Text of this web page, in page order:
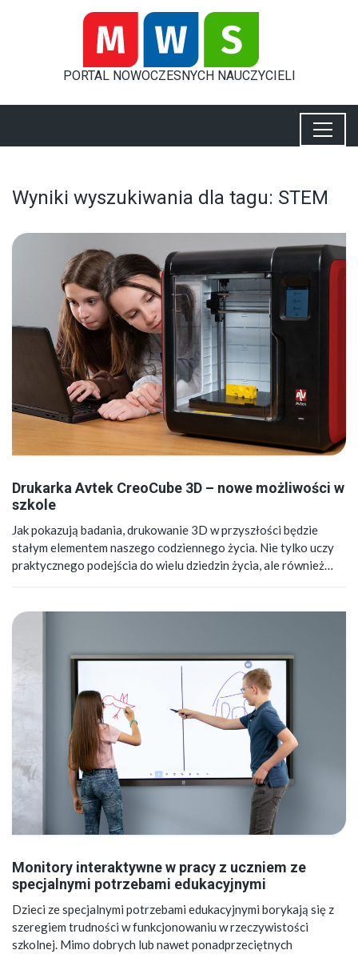
PORTAL NOWOCZESNYCH NAUCZYCIELI
Wyniki wyszukiwania dla tagu: STEM
Drukarka Avtek CreoCube 3D – nowe możliwości w
szkole
Jak pokazują badania, drukowanie 3D w przyszłości będzie
stałym elementem naszego codziennego życia. Nie tylko uczy
praktycznego podejścia do wielu dziedzin życia, ale również…
Monitory interaktywne w pracy z uczniem ze
specjalnymi potrzebami edukacyjnymi
Dzieci ze specjalnymi potrzebami edukacyjnymi borykają się z
szeregiem trudności w funkcjonowaniu w rzeczywistości
szkolnej. Mimo dobrych lub nawet ponadprzeciętnych